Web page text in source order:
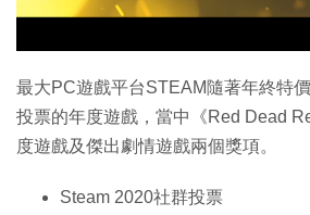
最大PC遊戲平台STEAM隨著年終特
投票的年度遊戲，當中《Red Dead
度遊戲及傑出劇情遊戲兩個獎項。
Steam 2020社群投票